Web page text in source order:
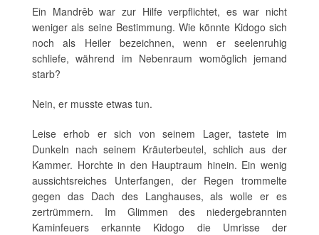
Ein Mandrêb war zur Hilfe verpflichtet, es war nicht
weniger als seine Bestimmung. Wie könnte Kidogo sich
noch als Heiler bezeichnen, wenn er seelenruhig
schliefe, während im Nebenraum womöglich jemand
starb?
Nein, er musste etwas tun.
Leise erhob er sich von seinem Lager, tastete im
Dunkeln nach seinem Kräuterbeutel, schlich aus der
Kammer. Horchte in den Hauptraum hinein. Ein wenig
aussichtsreiches Unterfangen, der Regen trommelte
gegen das Dach des Langhauses, als wolle er es
zertrümmern. Im Glimmen des niedergebrannten
Kaminfeuers erkannte Kidogo die Umrisse der